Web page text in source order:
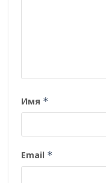
Имя *
Email *